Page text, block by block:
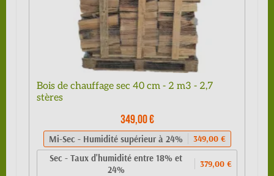
Bois de chauffage sec 40 cm - 2 m3 - 2,7
stères
349,00 €
Mi-Sec - Humidité supérieur à 24% 349,00 €
Sec - Taux d'humidité entre 18% et
24%
379,00 €